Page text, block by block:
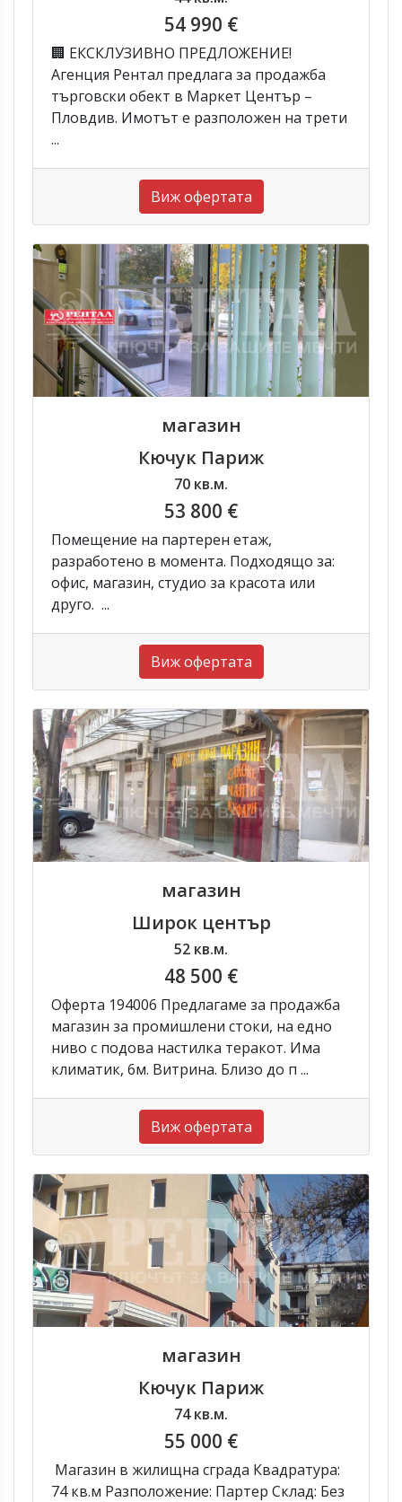
54 990 €
🏢 ЕКСКЛУЗИВНО ПРЕДЛОЖЕНИЕ!
Агенция Рентал предлага за продажба
търговски обект в Маркет Център –
Пловдив. Имотът е разположен на трети
...
Виж офертата
магазин
Кючук Париж
70 кв.м.
53 800 €
Помещение на партерен етаж,
разработено в момента. Подходящо за:
офис, магазин, студио за красота или
друго. ...
Виж офертата
магазин
Широк център
52 кв.м.
48 500 €
Оферта 194006 Предлагаме за продажба
магазин за промишлени стоки, на едно
ниво с подова настилка теракот. Има
климатик, 6м. Витрина. Близо до п ...
Виж офертата
магазин
Кючук Париж
74 кв.м.
55 000 €
Магазин в жилищна сграда Квадратура:
74 кв.м Разположение: Партер Склад: Без